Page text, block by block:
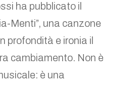
ha pubblicato il
Menti”, una canzone
profondità e ironia il
cambiamento. Non è
è una